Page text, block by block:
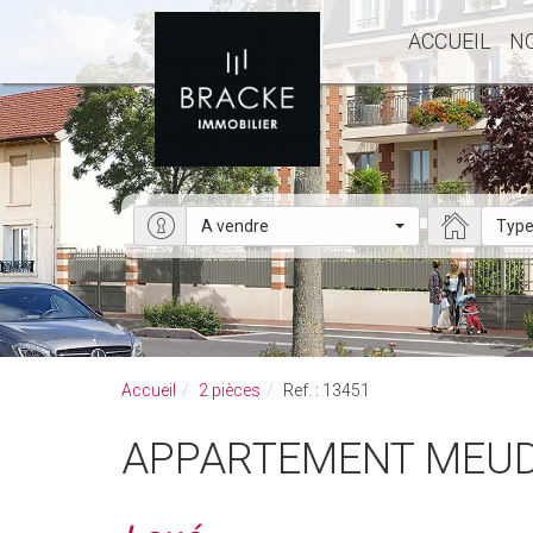
ACCUEIL
A vendre
Accueil 2 pièces Ref. : 13451
APPARTEMENT